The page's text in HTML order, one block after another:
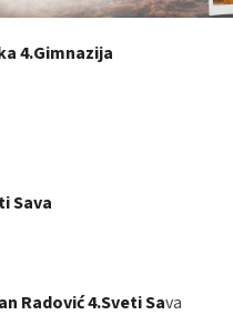
4.Gimnazija
Sava
Radović 4.Sveti Sava